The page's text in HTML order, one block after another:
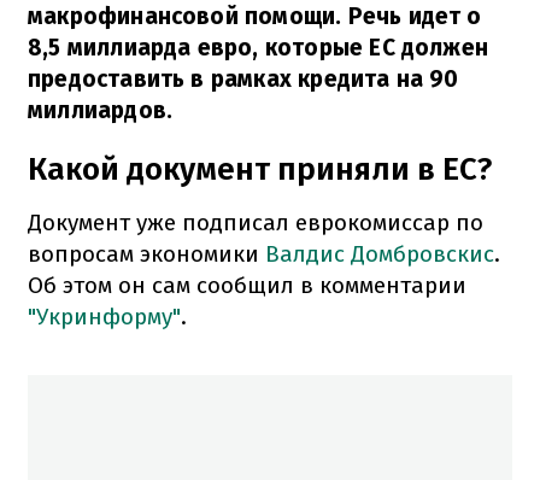
макрофинансовой помощи. Речь идет о
8,5 миллиарда евро, которые ЕС должен
предоставить в рамках кредита на 90
миллиардов.
Какой документ приняли в ЕС?
Документ уже подписал еврокомиссар по
вопросам экономики Валдис Домбровскис.
Об этом он сам сообщил в комментарии
"Укринформу".